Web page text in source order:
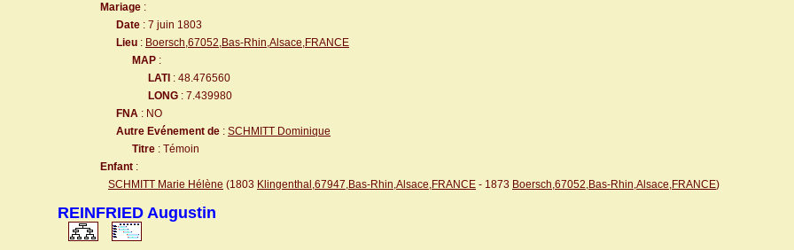
Mariage :
Date : 7 juin 1803
Lieu : Boersch,67052,Bas-Rhin,Alsace,FRANCE
MAP :
LATI : 48.476560
LONG : 7.439980
FNA : NO
Autre Evénement de : SCHMITT Dominique
Titre : Témoin
Enfant :
SCHMITT Marie Hélène (1803 Klingenthal,67947,Bas-Rhin,Alsace,FRANCE - 1873 Boersch,67052,Bas-Rhin,Alsace,FRANCE)
REINFRIED Augustin